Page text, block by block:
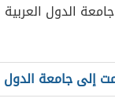
إلى جامعة الدول